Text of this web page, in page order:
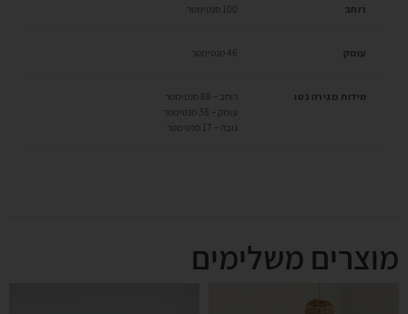
רוחב 100 סנטימטר
עומק 46 סנטימטר
מידות מגירה נטו
רוחב – 88 סנטימטר
עומק – 38 סנטימטר
גובה – 17 סנטימטר
מוצרים משלימים